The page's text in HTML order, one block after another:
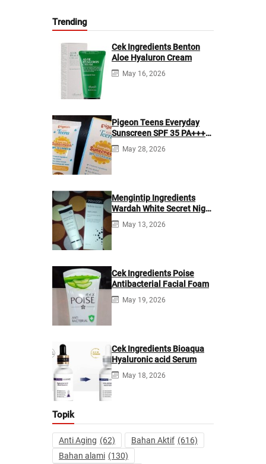
Trending
Cek Ingredients Benton
Aloe Hyaluron Cream
May 16, 2026
Pigeon Teens Everyday
Sunscreen SPF 35 PA+++
Ingredients
May 28, 2026
Mengintip Ingredients
Wardah White Secret Night
Cream
May 13, 2026
Cek Ingredients Poise
Antibacterial Facial Foam
May 19, 2026
Cek Ingredients Bioaqua
Hyaluronic acid Serum
May 18, 2026
Topik
Anti Aging (62) Bahan Aktif (616)
Bahan alami (130)